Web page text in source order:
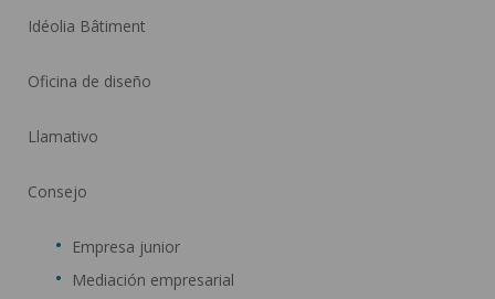
Idéolia Bâtiment
Oficina de diseño
Llamativo
Consejo
Empresa junior
Mediación empresarial